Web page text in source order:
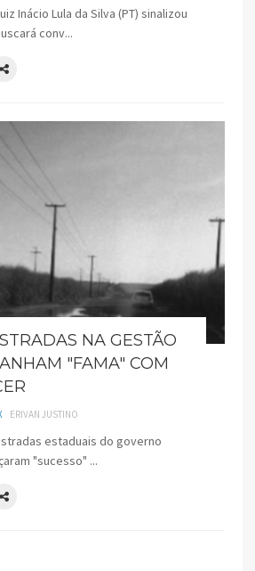
Inácio Lula da Silva (PT) sinalizou
conv...
NA GESTÃO
"FAMA" COM
ERIVAN JUSTINO
estaduais do governo
"sucesso" ...